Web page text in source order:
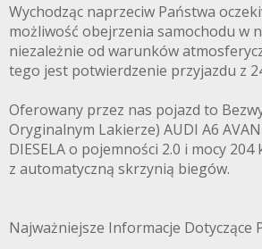
Wychodząc naprzeciw Państwa
możliwość obejrzenia samochodu w
niezależnie od warunków
tego jest potwierdzenie przyjazdu z
Oferowany przez nas pojazd to
Oryginalnym Lakierze) AUDI A6
DIESELA o pojemności 2.0 i mocy
z automatyczną skrzynią biegów.
Najważniejsze Informacje Dotyczące